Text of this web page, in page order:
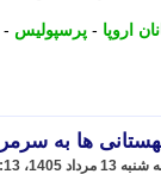
اروپا - پرسپولیس -